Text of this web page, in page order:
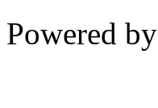
Powered by